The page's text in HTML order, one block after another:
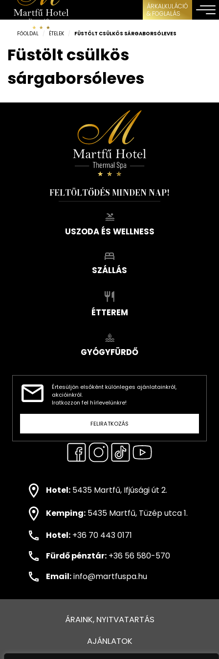
ÁRKALKULÁCIÓ
& FOGLALÁS
FŐOLDAL / ÉTELEK / FÜSTÖLT CSÜLKÖS SÁRGABORSÓLEVES
Füstölt csülkös
sárgaborsóleves
FELTÖLTŐDÉS MINDEN NAP!
USZODA ÉS WELLNESS
SZÁLLÁS
ÉTTEREM
GYÓGYFÜRDŐ
Értesüljön elsőként különleges ajánlatainkról,
akcióinkról.
Iratkozzon fel hírlevelünkre!
FELIRATKOZÁS
Hotel: 5435 Martfű, Ifjúsági út 2.
Kemping: 5435 Martfű, Tüzép utca 1.
Hotel: +36 70 443 0171
Fürdő pénztár: +36 56 580-570
Email:info@martfuspa.hu
ÁRAINK, NYITVATARTÁS
AJÁNLATOK